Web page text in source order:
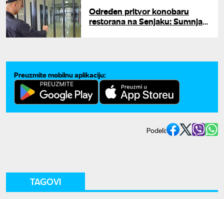
Određen pritvor konobaru
restorana na Senjaku: Sumnja
Preuzmite mobilnu aplikaciju:
Podeli:
TAGOVI